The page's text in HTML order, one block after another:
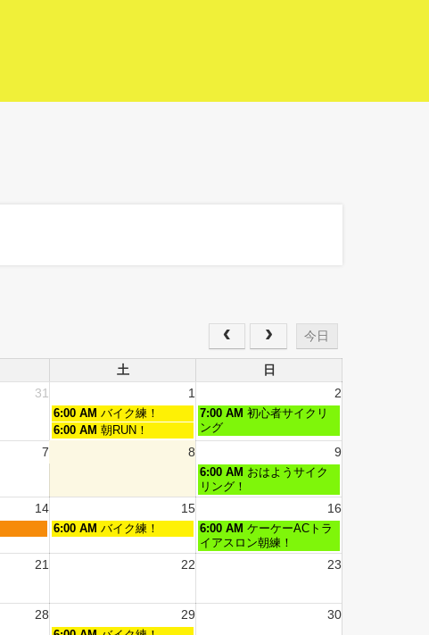
今日
土
日
31 1 2
6:00 AM バイク練！ 7:00 AM 初心者サイクリ
ング
6:00 AM 朝RUN！
7 8 9
6:00 AM おはようサイク
リング！
14 15 16
6:00 AM バイク練！ 6:00 AM ケーケーACトラ
イアスロン朝練！
21 22 23
28 29 30